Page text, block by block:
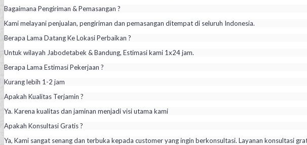
Bagaimana Pengiriman & Pemasangan ?
Kami melayani penjualan, pengiriman dan pemasangan ditempat di seluruh Indonesia.
Berapa Lama Datang Ke Lokasi Perbaikan ?
Untuk wilayah Jabodetabek & Bandung, Estimasi kami 1x24 jam.
Berapa Lama Estimasi Pekerjaan ?
Kurang lebih 1-2 jam
Apakah Kualitas Terjamin ?
Ya. Karena kualitas dan jaminan menjadi visi utama kami
Apakah Konsultasi Gratis ?
Ya, Kami sangat senang dan terbuka kepada customer yang ingin berkonsultasi. Layanan konsultasi